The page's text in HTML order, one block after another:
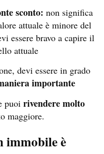
sconto: non significa
attuale è minore del
essere bravo a capire il
attuale
devi essere in grado
importante
puoi rivendere molto
maggiore.
immobile è